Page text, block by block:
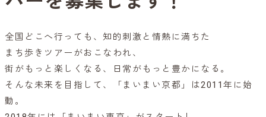
全国どこへ行っても、知的刺激と情熱に満ちた
まち歩きツアーがおこなわれ、
街がもっと楽しくなる、日常がもっと豊かになる。
そんな未来を目指して、「まいまい京都」は2011年に始
動。